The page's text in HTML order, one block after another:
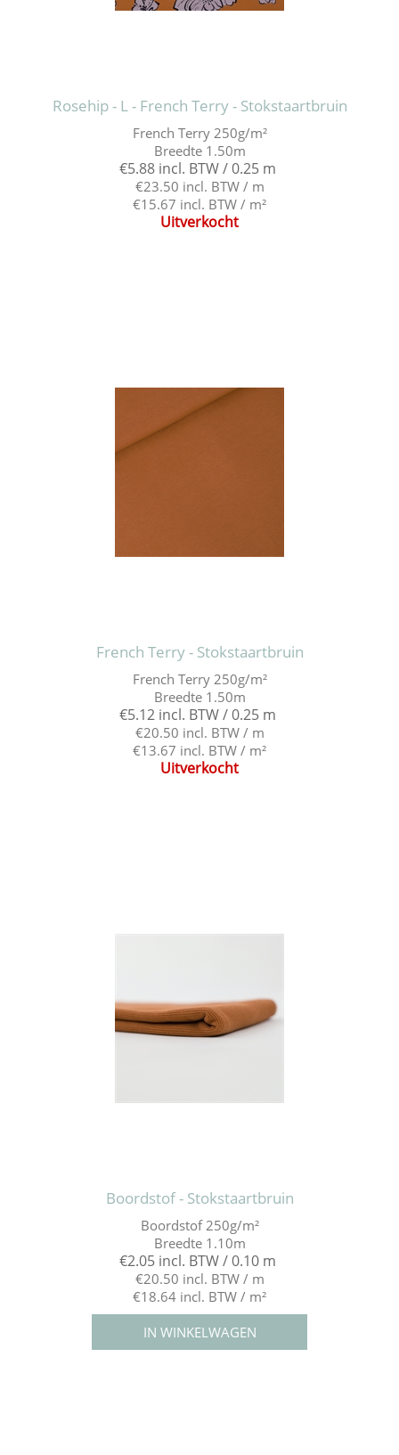
Rosehip - L - French Terry - Stokstaartbruin
French Terry 250g/m²
Breedte 1.50m
€5.88 incl. BTW / 0.25 m
€23.50 incl. BTW / m
€15.67 incl. BTW / m²
Uitverkocht
French Terry - Stokstaartbruin
French Terry 250g/m²
Breedte 1.50m
€5.12 incl. BTW / 0.25 m
€20.50 incl. BTW / m
€13.67 incl. BTW / m²
Uitverkocht
Boordstof - Stokstaartbruin
Boordstof 250g/m²
Breedte 1.10m
€2.05 incl. BTW / 0.10 m
€20.50 incl. BTW / m
€18.64 incl. BTW / m²